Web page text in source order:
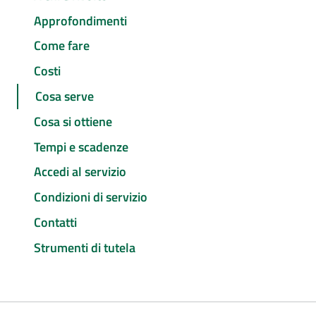
Approfondimenti
Come fare
Costi
Cosa serve
Cosa si ottiene
Tempi e scadenze
Accedi al servizio
Condizioni di servizio
Contatti
Strumenti di tutela